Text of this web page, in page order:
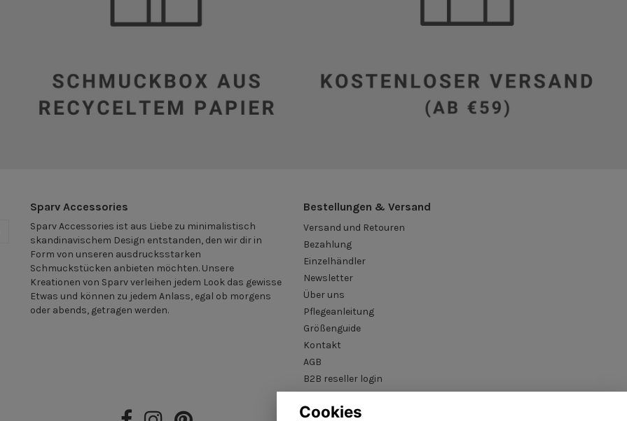
Sparv Accessories
Sparv Accessories ist aus Liebe zu minimalistisch
skandinavischem Design entstanden, den wir dir in
Form von unseren ausdrucksstarken
Schmuckstücken anbieten möchten. Unsere
Kreationen von Sparv verleihen jedem Look das gewisse
Etwas und können zu jedem Anlass, egal ob morgens
oder abends, getragen werden.
Bestellungen & Versand
Versand und Retouren
Bezahlung
Einzelhändler
Newsletter
Über uns
Pflegeanleitung
Größenguide
Kontakt
AGB
B2B reseller login
Cookies